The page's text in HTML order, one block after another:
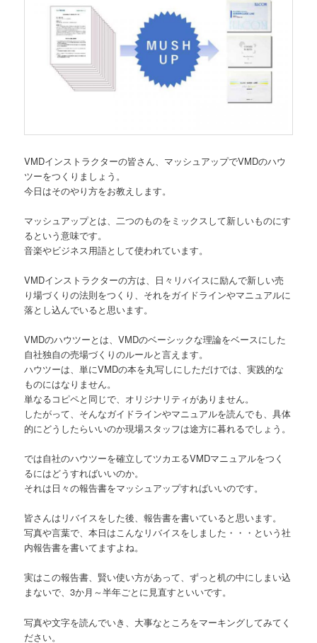
VMDインストラクターの皆さん、マッシュアップでVMDのハウ
ツーをつくりましょう。
今日はそのやり方をお教えします。
マッシュアップとは、二つのものをミックスして新しいものにす
るという意味です。
音楽やビジネス用語として使われています。
VMDインストラクターの方は、日々リバイスに励んで新しい売
り場づくりの法則をつくり、それをガイドラインやマニュアルに
落とし込んでいると思います。
VMDのハウツーとは、VMDのベーシックな理論をベースにした
自社独自の売場づくりのルールと言えます。
ハウツーは、単にVMDの本を丸写しにしただけでは、実践的な
ものにはなりません。
単なるコピペと同じで、オリジナリティがありません。
したがって、そんなガイドラインやマニュアルを読んでも、具体
的にどうしたらいいのか現場スタッフは途方に暮れるでしょう。
では自社のハウツーを確立してツカエるVMDマニュアルをつく
るにはどうすればいいのか。
それは日々の報告書をマッシュアップすればいいのです。
皆さんはリバイスをした後、報告書を書いていると思います。
写真や言葉で、本日はこんなリバイスをしました・・・という社
内報告書を書いてますよね。
実はこの報告書、賢い使い方があって、ずっと机の中にしまい込
まないで、3か月～半年ごとに見直すといいです。
写真や文字を読んでいき、大事なところをマーキングしてみてく
ださい。